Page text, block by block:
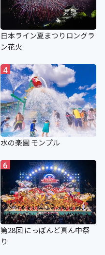
日本ライン夏まつりロングラ
ン花火
4
水の楽園 モンプル
6
第28回 にっぽんど真ん中祭
り